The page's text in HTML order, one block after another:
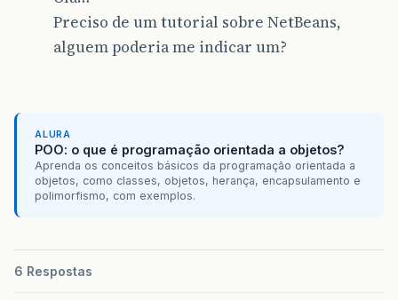
Preciso de um tutorial sobre NetBeans,
alguem poderia me indicar um?
ALURA
POO: o que é programação orientada a objetos?
Aprenda os conceitos básicos da programação orientada a
objetos, como classes, objetos, herança, encapsulamento e
polimorfismo, com exemplos.
6 Respostas